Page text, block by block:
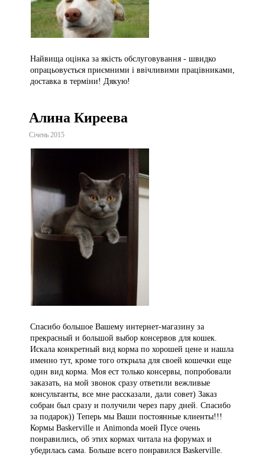
Найвища оцінка за якість обслуговування - швидко
опрацьовується приємними і ввічливими працівниками,
доставка в терміни! Дякую!
Алина Киреева
Січень 2015
Спасибо большое Вашему интернет-магазину за
прекрасный и большой выбор консервов для кошек.
Искала конкретный вид корма по хорошей цене и нашла
именно тут, кроме того открыла для своей кошечки еще
один вид корма. Моя ест только консервы, попробовали
заказать, на мой звонок сразу ответили вежливые
консультанты, все мне рассказали, дали совет) Заказ
собран был сразу и получили через пару дней. Спасибо
за подарок)) Теперь мы Ваши постоянные клиенты!!!
Кормы Baskerville и Animonda моей Пусе очень
понравились, об этих кормах читала на форумах и
убедилась сама. Больше всего понравился Baskerville.